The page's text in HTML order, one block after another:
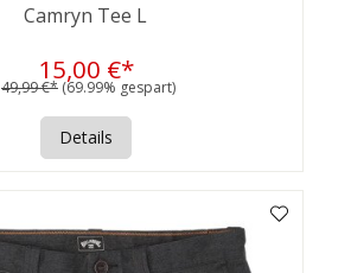
Camryn Tee L
15,00 €*
49,99 €* (69.99% gespart)
Details